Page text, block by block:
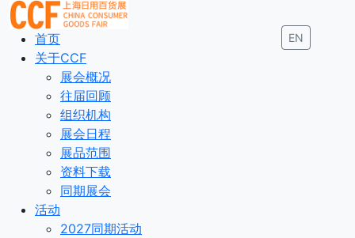
EN
首页
关于CCF
展会概况
往届回顾
组织机构
展会日程
展品范围
资料下载
同期展会
活动
2027同期活动